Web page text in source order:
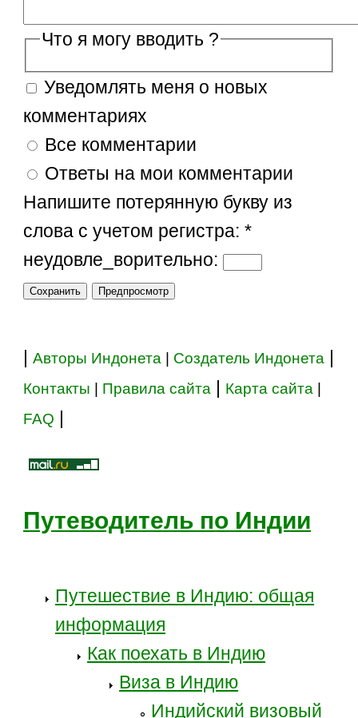
Что я могу вводить ?
Уведомлять меня о новых
комментариях
Все комментарии
Ответы на мои комментарии
Напишите потерянную букву из
слова с учетом регистра:*
неудовле_ворительно:
|Авторы Индонета Создатель Индонета
Контакты Правила сайта Карта сайта
FAQ
Путеводитель по Индии
Путешествие в Индию: общая
информация
Как поехать в Индию
Виза в Индию
Индийский визовый